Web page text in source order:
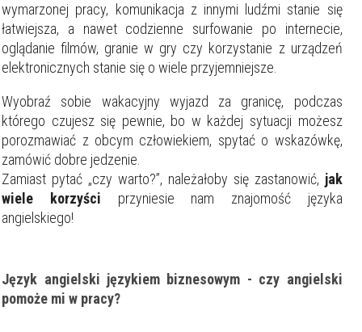
wymarzonej pracy, komunikacja z innymi ludźmi stanie się
łatwiejsza, a nawet codzienne surfowanie po internecie,
oglądanie filmów, granie w gry czy korzystanie z urządzeń
elektronicznych stanie się o wiele przyjemniejsze.
Wyobraź sobie wakacyjny wyjazd za granicę, podczas
którego czujesz się pewnie, bo w każdej sytuacji możesz
porozmawiać z obcym człowiekiem, spytać o wskazówkę,
zamówić dobre jedzenie.
Zamiast pytać „czy warto?”, należałoby się zastanowić, jak
wiele korzyści przyniesie nam znajomość języka
angielskiego!
Język angielski językiem biznesowym - czy angielski
pomoże mi w pracy?